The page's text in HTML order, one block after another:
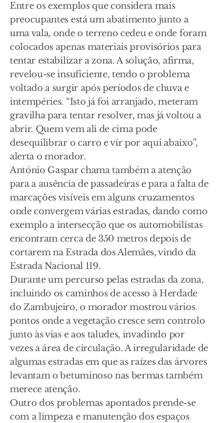
Entre os exemplos que considera mais
preocupantes está um abatimento junto a
uma vala, onde o terreno cedeu e onde foram
colocados apenas materiais provisórios para
tentar estabilizar a zona. A solução, afirma,
revelou-se insuficiente, tendo o problema
voltado a surgir após períodos de chuva e
intempéries. “Isto já foi arranjado, meteram
gravilha para tentar resolver, mas já voltou a
abrir. Quem vem ali de cima pode
desequilibrar o carro e vir por aqui abaixo”,
alerta o morador.
António Gaspar chama também a atenção
para a ausência de passadeiras e para a falta de
marcações visíveis em alguns cruzamentos
onde convergem várias estradas, dando como
exemplo a intersecção que os automobilistas
encontram cerca de 350 metros depois de
cortarem na Estrada dos Alemães, vindo da
Estrada Nacional 119.
Durante um percurso pelas estradas da zona,
incluindo os caminhos de acesso à Herdade
do Zambujeiro, o morador mostrou vários
pontos onde a vegetação cresce sem controlo
junto às vias e aos taludes, invadindo por
vezes a área de circulação. A irregularidade de
algumas estradas em que as raízes das árvores
levantam o betuminoso nas bermas também
merece atenção.
Outro dos problemas apontados prende-se
com a limpeza e manutenção dos espaços